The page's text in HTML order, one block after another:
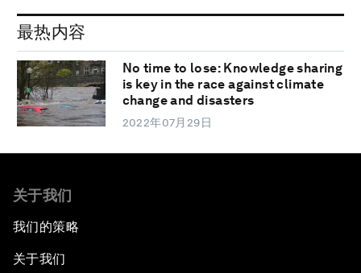
最热内容
No time to lose: Knowledge sharing
is key in the race against climate
change and disasters
2022年07月29日
关于我们
我们的策略
关于我们